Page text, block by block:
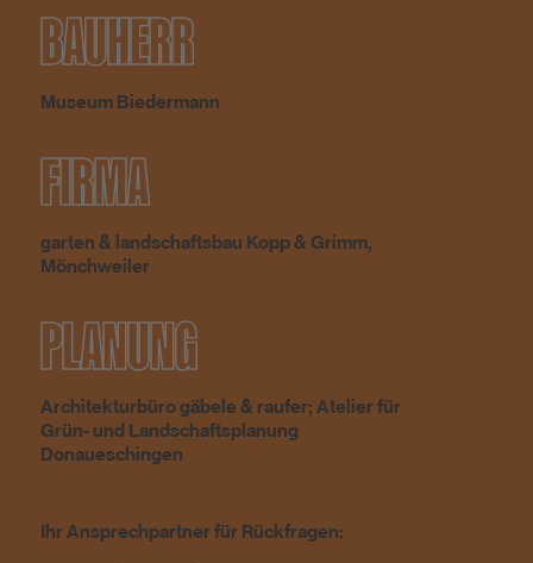
BAUHERR
Museum Biedermann
FIRMA
garten & landschaftsbau Kopp & Grimm,
Mönchweiler
PLANUNG
Architekturbüro gäbele & raufer; Atelier für
Grün- und Landschaftsplanung
Donaueschingen
Ihr Ansprechpartner für Rückfragen: